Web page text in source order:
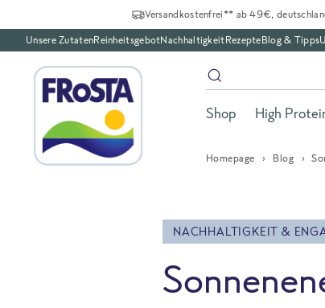
Versandkostenfrei** ab 49€,
Unsere ZutatenReinheitsgebotNachhaltigkeitRezepteBlog & Tipps
Shop High
Homepage Blog
NACHHALTIGKEIT &